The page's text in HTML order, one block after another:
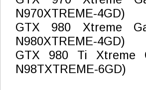
N970XTREME-4GD)
GTX 980 Xtreme
N980XTREME-4GD)
GTX 980 Ti Xtreme
N98TXTREME-6GD)